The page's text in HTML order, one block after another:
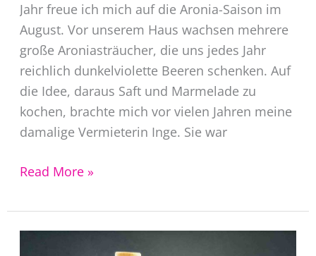
Jahr freue ich mich auf die Aronia-Saison im
August. Vor unserem Haus wachsen mehrere
große Aroniasträucher, die uns jedes Jahr
reichlich dunkelviolette Beeren schenken. Auf
die Idee, daraus Saft und Marmelade zu
kochen, brachte mich vor vielen Jahren meine
damalige Vermieterin Inge. Sie war
Aroniamarmelade
Brombeeren
Read More »